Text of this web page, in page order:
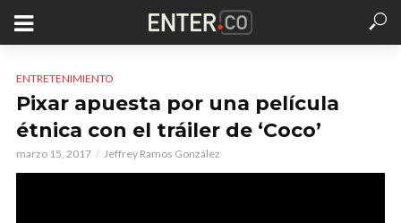
ENTRETENIMIENTO
Pixar apuesta por una película
étnica con el tráiler de ‘Coco’
marzo 15, 2017 Jeffrey Ramos González